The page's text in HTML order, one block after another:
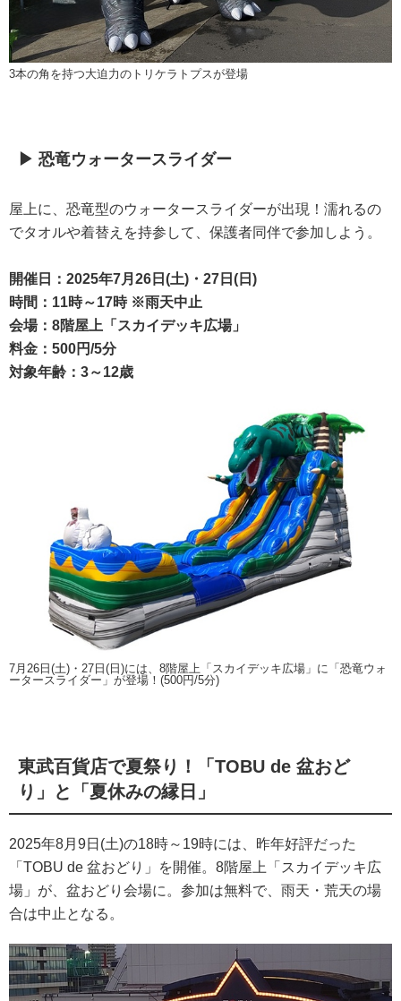
3本の角を持つ大迫力のトリケラトプスが登場
▶ 恐竜ウォータースライダー
屋上に、恐竜型のウォータースライダーが出現！濡れるの
でタオルや着替えを持参して、保護者同伴で参加しよう。
開催日：2025年7月26日(土)・27日(日)
時間：11時～17時 ※雨天中止
会場：8階屋上「スカイデッキ広場」
料金：500円/5分
対象年齢：3～12歳
7月26日(土)・27日(日)には、8階屋上「スカイデッキ広場」に「恐竜ウォ
ータースライダー」が登場！(500円/5分)
東武百貨店で夏祭り！「TOBU de 盆おど
り」と「夏休みの縁日」
2025年8月9日(土)の18時～19時には、昨年好評だった
「TOBU de 盆おどり」を開催。8階屋上「スカイデッキ広
場」が、盆おどり会場に。参加は無料で、雨天・荒天の場
合は中止となる。